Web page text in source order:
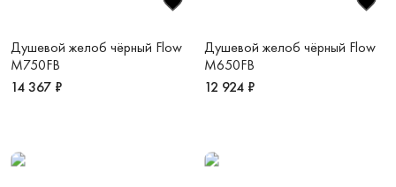
Душевой желоб чёрный Flow
M750FB
14 367 ₽
Душевой желоб чёрный Flow
M650FB
12 924 ₽